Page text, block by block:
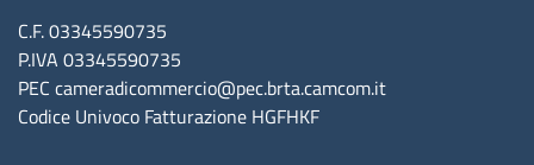
C.F. 03345590735
P.IVA 03345590735
PEC cameradicommercio@pec.brta.camcom.it
Codice Univoco Fatturazione HGFHKF